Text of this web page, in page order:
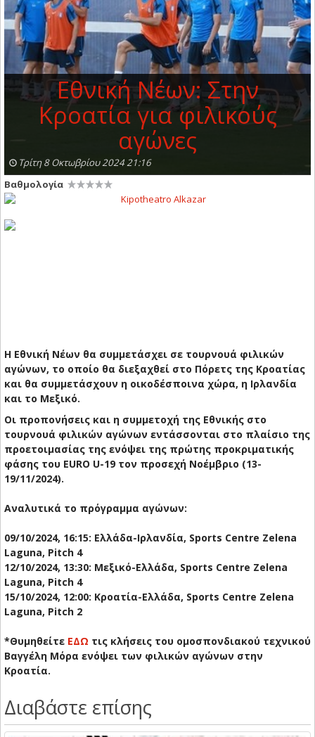
Εθνική Νέων: Στην
Κροατία για φιλικούς
αγώνες
Τρίτη 8 Οκτωβρίου 2024 21:16
Βαθμολογία
Η Εθνική Νέων θα συμμετάσχει σε τουρνουά φιλικών
αγώνων, το οποίο θα διεξαχθεί στο Πόρετς της Κροατίας
και θα συμμετάσχουν η οικοδέσποινα χώρα, η Ιρλανδία
και το Μεξικό.
Οι προπονήσεις και η συμμετοχή της Εθνικής στο
τουρνουά φιλικών αγώνων εντάσσονται στο πλαίσιο της
προετοιμασίας της ενόψει της πρώτης προκριματικής
φάσης του EURO U-19 τον προσεχή Νοέμβριο (13-
19/11/2024).
Αναλυτικά το πρόγραμμα αγώνων:
09/10/2024, 16:15: Ελλάδα-Ιρλανδία, Sports Centre Zelena
Laguna, Pitch 4
12/10/2024, 13:30: Μεξικό-Ελλάδα, Sports Centre Zelena
Laguna, Pitch 4
15/10/2024, 12:00: Κροατία-Ελλάδα, Sports Centre Zelena
Laguna, Pitch 2
*Θυμηθείτε ΕΔΩ τις κλήσεις του ομοσπονδιακού τεχνικού
Βαγγέλη Μόρα ενόψει των φιλικών αγώνων στην
Κροατία.
Διαβάστε επίσης